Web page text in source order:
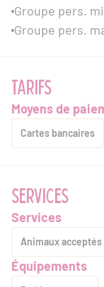
Groupe pers.
Groupe pers.
TARIFS
Moyens de
Cartes bancaires
SERVICES
Services
Animaux acceptés
Équipements